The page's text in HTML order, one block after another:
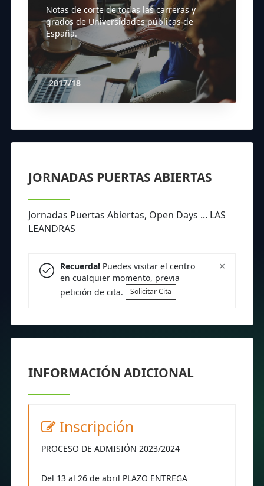
Notas de corte de todas las carreras y
grados de Universidades públicas de
España.
2017/18
JORNADAS PUERTAS ABIERTAS
Jornadas Puertas Abiertas, Open Days ... LAS
LEANDRAS
×
Recuerda!Puedes visitar el centro
en cualquier momento, previa
petición de cita.
Solicitar Cita
INFORMACIÓN ADICIONAL
Inscripción
PROCESO DE ADMISIÓN 2023/2024
Del 13 al 26 de abril PLAZO ENTREGA